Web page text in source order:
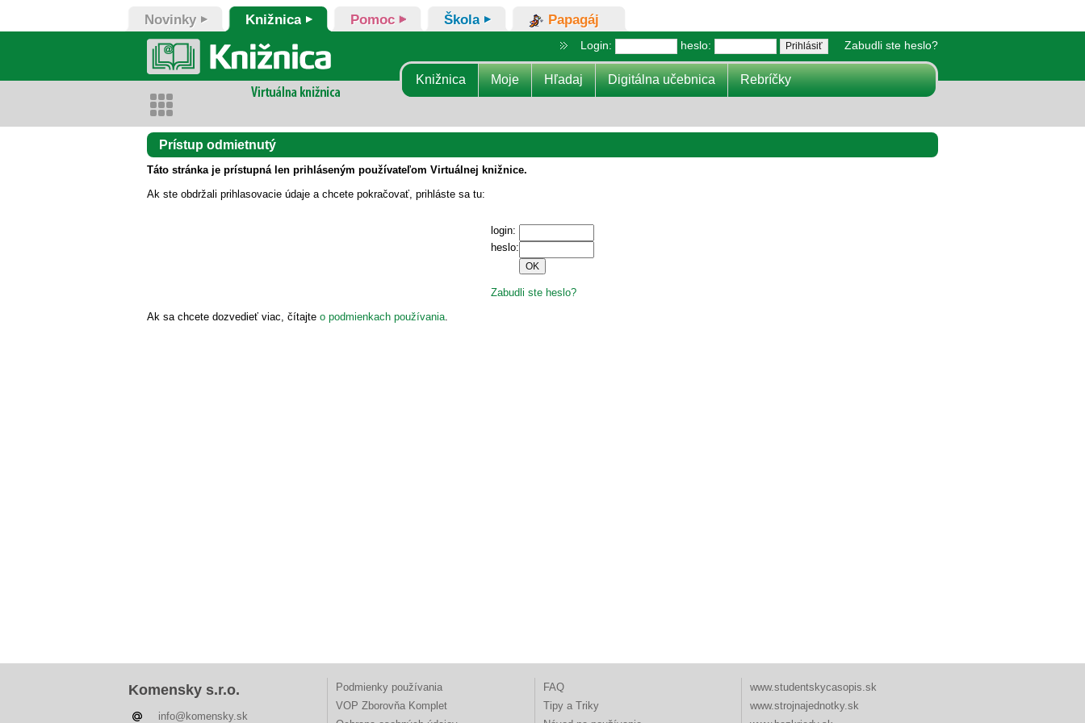
Novinky Knižnica Pomoc Škola Papagáj
Login: heslo: Zabudli ste heslo?
Knižnica Moje Hľadaj Digitálna učebnica Rebríčky
Prístup odmietnutý
Táto stránka je prístupná len prihláseným používateľom Virtuálnej knižnice.
Ak ste obdržali prihlasovacie údaje a chcete pokračovať, prihláste sa tu:
login:
heslo:
Zabudli ste heslo?
Ak sa chcete dozvedieť viac, čítajte o podmienkach používania.
Komensky s.r.o.
info@komensky.sk
Podmienky používania
VOP Zborovňa Komplet
FAQ
Tipy a Triky
www.studentskycasopis.sk
www.strojnajednotky.sk